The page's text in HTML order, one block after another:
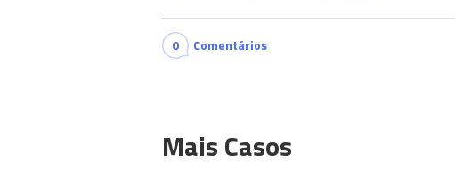
0 Comentários
Mais Casos